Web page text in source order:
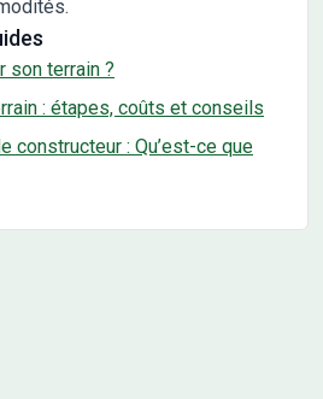
son terrain ?
: étapes, coûts et conseils
constructeur : Qu’est-ce que